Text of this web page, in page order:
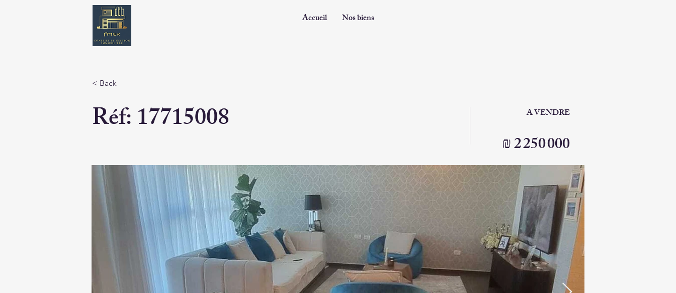
Accueil Nos biens
< Back
Réf: 17715008 A VENDRE
₪ 2 250 000